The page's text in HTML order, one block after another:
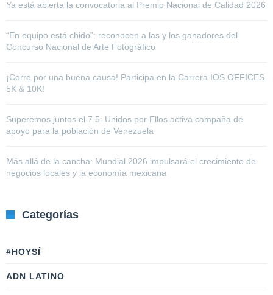
Ya está abierta la convocatoria al Premio Nacional de Calidad 2026
“En equipo está chido”: reconocen a las y los ganadores del
Concurso Nacional de Arte Fotográfico
¡Corre por una buena causa! Participa en la Carrera IOS OFFICES
5K & 10K!
Superemos juntos el 7.5: Unidos por Ellos activa campaña de
apoyo para la población de Venezuela
Más allá de la cancha: Mundial 2026 impulsará el crecimiento de
negocios locales y la economía mexicana
Categorías
#HOYSÍ
ADN LATINO